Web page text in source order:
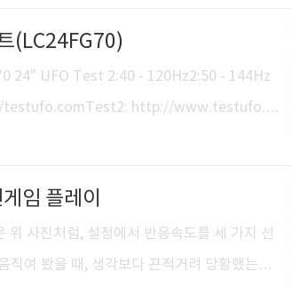
래 원합니다. 신분당선 광교중앙역. 24만원
게이밍모니터 후기: 체험기간을 마치며 [C
(LC24FG70)
24" UFO Test 2:40 - 120Hz2:50 - 144Hz
testufo.comTest2: http://www.testufo.c
h
1 ↑GoPro Hero Session 1080p60fps,..
임 플레이
위 사진처럼, 설정에서 반응속도를 세 가지 선
직여 봤을 때, 생각보다 끈적거려 당황했는데